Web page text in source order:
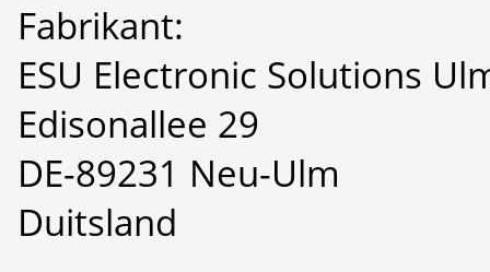
Fabrikant:
ESU Electronic Solutions
Edisonallee 29
DE-89231 Neu-Ulm
Duitsland